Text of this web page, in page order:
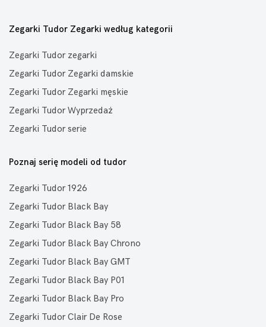
Zegarki Tudor Zegarki według kategorii
Zegarki Tudor zegarki
Zegarki Tudor Zegarki damskie
Zegarki Tudor Zegarki męskie
Zegarki Tudor Wyprzedaż
Zegarki Tudor serie
Poznaj serię modeli od tudor
Zegarki Tudor 1926
Zegarki Tudor Black Bay
Zegarki Tudor Black Bay 58
Zegarki Tudor Black Bay Chrono
Zegarki Tudor Black Bay GMT
Zegarki Tudor Black Bay P01
Zegarki Tudor Black Bay Pro
Zegarki Tudor Clair De Rose